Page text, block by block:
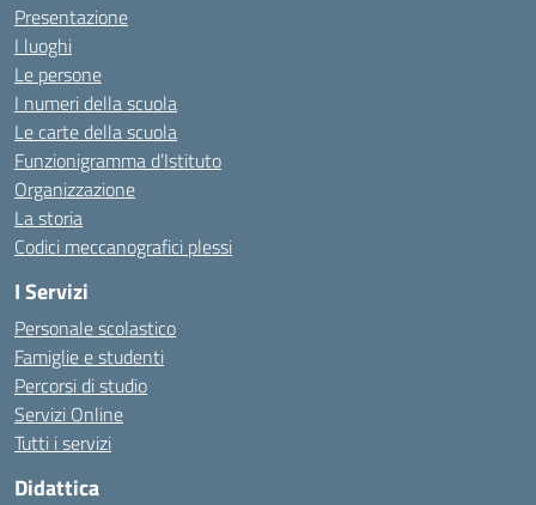
Presentazione
I luoghi
Le persone
I numeri della scuola
Le carte della scuola
Funzionigramma d’Istituto
Organizzazione
La storia
Codici meccanografici plessi
I Servizi
Personale scolastico
Famiglie e studenti
Percorsi di studio
Servizi Online
Tutti i servizi
Didattica